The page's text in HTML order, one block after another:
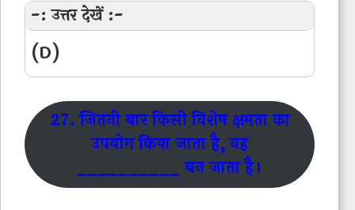
-: उत्तर देखें :-
(D)
27. जितनी बार किसी विशेष क्षमता का
उपयोग किया जाता है, वह
__________ बन जाता है।